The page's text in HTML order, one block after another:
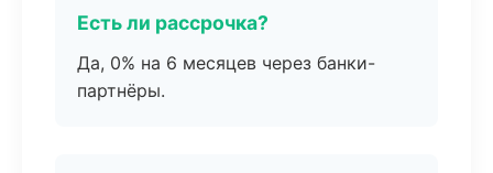
Есть ли рассрочка?
Да, 0% на 6 месяцев через банки-
партнёры.